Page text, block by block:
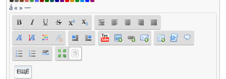
á« »—
ЕЩЁ